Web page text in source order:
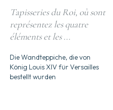
Tapisseries du Roi, où sont
représentez les quatre
éléments et les ...
Die Wandteppiche, die von
König Louis XIV für Versailles
bestellt wurden